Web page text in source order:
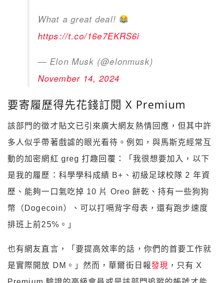
What a great deal!
https://t.co/16e7EKRS6i
— Elon Musk (@elonmusk)
November 14, 2024
要寄履歷得先花錢訂閱 X Premium
該部門的徵才貼文已引來廣大網友熱情回應，但其中許
多人似乎帶著戲謔的眼光看待。例如，與馬斯克經常互
動的加密網紅 greg 打趣回覆：「我很想要加入，以下
是我的履歷：科學學科成績 B+、初級足球校隊 2 年資
歷、能夠一口氣吃掉 10 片 Oreo 餅乾、持有一些狗狗
幣（Dogecoin）、可以打嗝背字母表，還有跑步速度
排班上前25%。」
也有網友直言，「要提高效率的話，你們的首要工作就
是實際開放 DM。」然而，華爾街日報發現 ，只有 X